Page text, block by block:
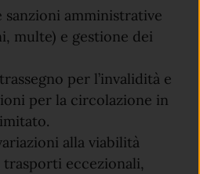
sanzioni amministrative
multe) e gestione dei
per l’invalidità e
per la circolazione in
alla viabilità
trasporti eccezionali,